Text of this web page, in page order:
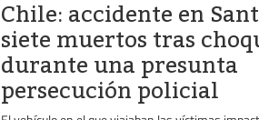
Chile: accidente en
siete muertos tras
durante una presunta
persecución policial